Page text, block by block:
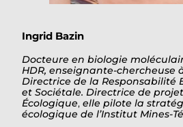
Ingrid Bazin
Docteure en biologie
HDR, enseignante-chercheuse
Directrice de la Responsabilité
et Sociétale. Directrice de
Écologique, elle pilote la
écologique de l’Institut Mines-